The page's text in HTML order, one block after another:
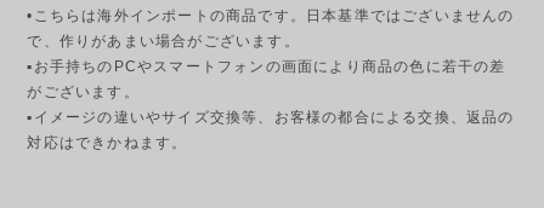
•こちらは海外インポートの商品です。日本基準ではございませんの
で、作りがあまい場合がございます。
▪︎お手持ちのPCやスマートフォンの画面により商品の色に若干の差
がございます。
▪︎イメージの違いやサイズ交換等、お客様の都合による交換、返品の
対応はできかねます。